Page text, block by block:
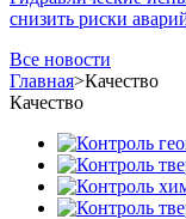
снизить риски
Все новости
Главная>Качество
Качество